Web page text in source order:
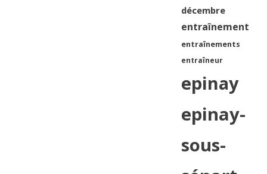
décembre
entraînement
entraînements
entraîneur
epinay
epinay-
sous-